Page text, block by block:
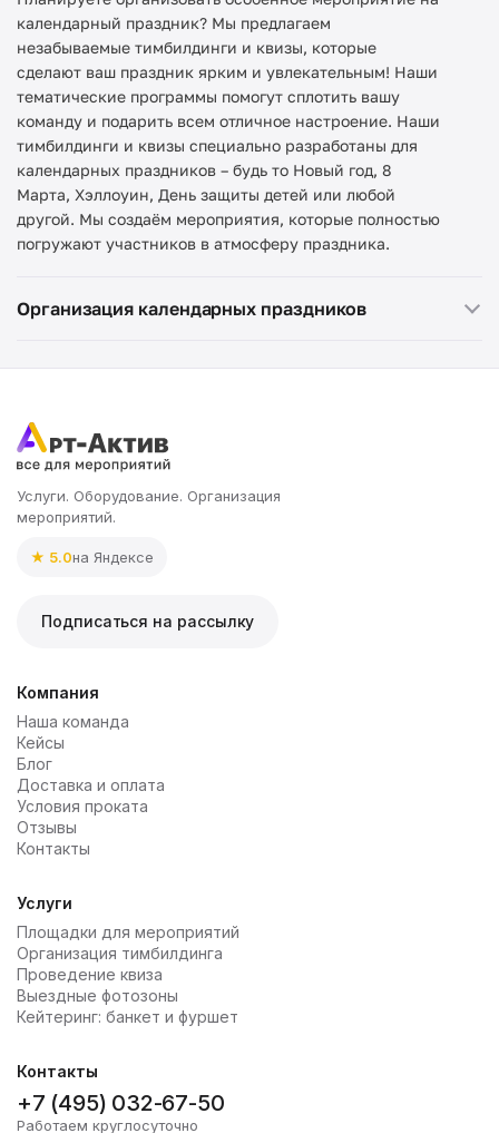
календарный праздник? Мы предлагаем
незабываемые тимбилдинги и квизы, которые
сделают ваш праздник ярким и увлекательным! Наши
тематические программы помогут сплотить вашу
команду и подарить всем отличное настроение. Наши
тимбилдинги и квизы специально разработаны для
календарных праздников – будь то Новый год, 8
Марта, Хэллоуин, День защиты детей или любой
другой. Мы создаём мероприятия, которые полностью
погружают участников в атмосферу праздника.
Организация календарных праздников
Услуги. Оборудование. Организация
мероприятий.
★ 5.0на Яндексе
Подписаться на рассылку
Компания
Наша команда
Кейсы
Блог
Доставка и оплата
Условия проката
Отзывы
Контакты
Услуги
Площадки для мероприятий
Организация тимбилдинга
Проведение квиза
Выездные фотозоны
Кейтеринг: банкет и фуршет
Контакты
+7 (495) 032-67-50
Работаем круглосуточно